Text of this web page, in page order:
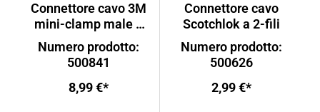
Connettore cavo 3M
mini-clamp male 4
poli rosso
Numero prodotto:
500841
8,99 €*
Connettore cavo
Scotchlok a 2-fili
Numero prodotto:
500626
2,99 €*